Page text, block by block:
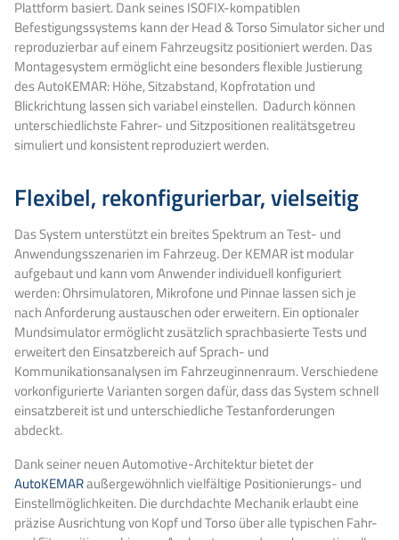
Plattform basiert. Dank seines ISOFIX-kompatiblen
Befestigungssystems kann der Head & Torso Simulator sicher und
reproduzierbar auf einem Fahrzeugsitz positioniert werden. Das
Montagesystem ermöglicht eine besonders flexible Justierung
des AutoKEMAR: Höhe, Sitzabstand, Kopfrotation und
Blickrichtung lassen sich variabel einstellen. Dadurch können
unterschiedlichste Fahrer- und Sitzpositionen realitätsgetreu
simuliert und konsistent reproduziert werden.
Flexibel, rekonfigurierbar, vielseitig
Das System unterstützt ein breites Spektrum an Test- und
Anwendungsszenarien im Fahrzeug. Der KEMAR ist modular
aufgebaut und kann vom Anwender individuell konfiguriert
werden: Ohrsimulatoren, Mikrofone und Pinnae lassen sich je
nach Anforderung austauschen oder erweitern. Ein optionaler
Mundsimulator ermöglicht zusätzlich sprachbasierte Tests und
erweitert den Einsatzbereich auf Sprach- und
Kommunikationsanalysen im Fahrzeuginnenraum. Verschiedene
vorkonfigurierte Varianten sorgen dafür, dass das System schnell
einsatzbereit ist und unterschiedliche Testanforderungen
abdeckt.
Dank seiner neuen Automotive-Architektur bietet der
AutoKEMARaußergewöhnlich vielfältige Positionierungs- und
Einstellmöglichkeiten. Die durchdachte Mechanik erlaubt eine
präzise Ausrichtung von Kopf und Torso über alle typischen Fahr-